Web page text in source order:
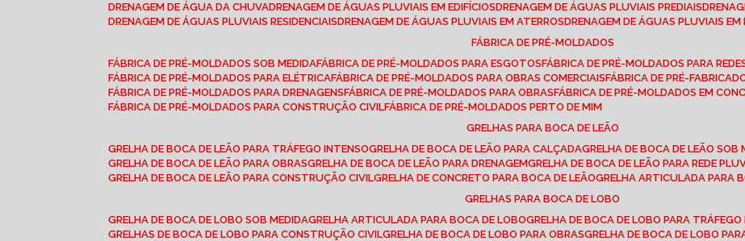
DRENAGEM DE ÁGUA DA CHUVA DRENAGEM DE ÁGUAS PLUVIAIS EM EDIFÍCIOS DRENAGEM DE ÁGUAS PLUVIAIS PREDIAIS
DRENAGEM DE ÁGUAS PLUVIAIS RESIDENCIAIS DRENAGEM DE ÁGUAS PLUVIAIS EM ATERROS DRENAGEM DE ÁGUAS PLUVIAIS
FÁBRICA DE PRÉ-MOLDADOS
FÁBRICA DE PRÉ-MOLDADOS SOB MEDIDA FÁBRICA DE PRÉ-MOLDADOS PARA ESGOTOS FÁBRICA DE PRÉ-MOLDADOS PARA
FÁBRICA DE PRÉ-MOLDADOS PARA ELÉTRICA FÁBRICA DE PRÉ-MOLDADOS PARA OBRAS COMERCIAIS FÁBRICA DE PRÉ-
FÁBRICA DE PRÉ-MOLDADOS PARA DRENAGENS FÁBRICA DE PRÉ-MOLDADOS PARA OBRAS FÁBRICA DE PRÉ-MOLDADOS EM
FÁBRICA DE PRÉ-MOLDADOS PARA CONSTRUÇÃO CIVIL FÁBRICA DE PRÉ-MOLDADOS PERTO DE MIM
GRELHAS PARA BOCA DE LEÃO
GRELHA DE BOCA DE LEÃO PARA TRÁFEGO INTENSO
GRELHA DE BOCA DE LEÃO PARA CALÇADA
GRELHA DE BOCA DE LEÃO SOB
GRELHA DE BOCA DE LEÃO PARA OBRAS
GRELHA DE BOCA DE LEÃO PARA DRENAGEM GRELHA DE BOCA DE LEÃO PARA REDE
GRELHA DE BOCA DE LEÃO PARA CONSTRUÇÃO CIVIL
GRELHA DE CONCRETO PARA BOCA DE LEÃO GRELHA ARTICULADA PARA
GRELHAS PARA BOCA DE LOBO
GRELHA DE BOCA DE LOBO SOB MEDIDA
GRELHA ARTICULADA PARA BOCA DE LOBO
GRELHA DE BOCA DE LOBO PARA
GRELHAS DE BOCA DE LOBO PARA CONSTRUÇÃO CIVIL
GRELHA DE BOCA DE LOBO PARA OBRAS
GRELHA DE BOCA DE LOBO